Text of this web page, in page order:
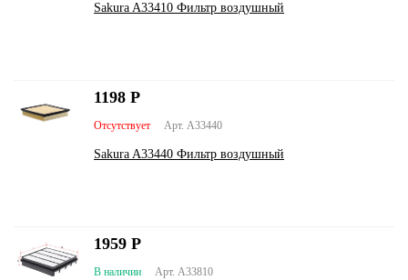
Sakura A33410 Фильтр воздушный
Арт. A33440
Отсутствует
Sakura A33440 Фильтр воздушный
1198 Р
Арт. A33810
В наличии
1959 Р